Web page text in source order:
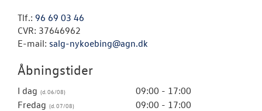
Tlf.: 96 69 03 46
CVR: 37646962
E-mail: salg-nykoebing@agn.dk
Åbningstider
I dag
09:00 - 17:00
Fredag
09:00 - 17:00